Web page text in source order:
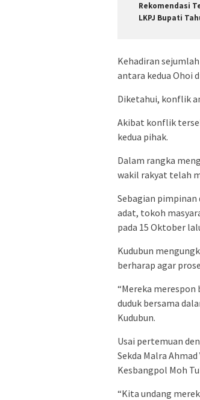
Rekomendasi
LKPJ Bupati
Kehadiran
antara kedua Ohoi
Diketahui, konflik
Akibat konflik
kedua pihak.
Dalam rangka
wakil rakyat telah
Sebagian
adat, tokoh
pada 15 Oktober
Kudubun
berharap agar
“Mereka merespon
duduk bersama
Kudubun.
Usai pertemuan
Sekda Malra
Kesbangpol Moh
“Kita undang